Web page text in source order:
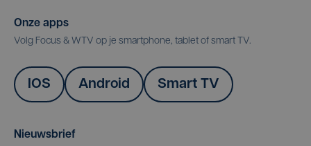
Onze apps
Volg Focus & WTV op je smartphone, tablet of smart TV.
IOS Android Smart TV
Nieuwsbrief